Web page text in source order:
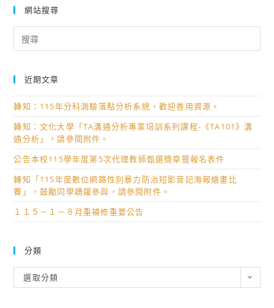
網站搜尋
for:
近期文章
轉知：115年分科測驗落點分析系統，歡迎善用資源。
轉知：文化大學「TA溝通分析專業培訓系列課程-《TA101》溝
通分析」，請參閱附件。
公告本校115學年度第5次代理教師甄選簡章暨報名表件
轉知「115年度數位網路性別暴力防治短影音記海報繪畫比
賽」，鼓勵同學踴躍參與，請參閱附件。
１１５－１－８月重補修重要公告
分類
類
選取分類